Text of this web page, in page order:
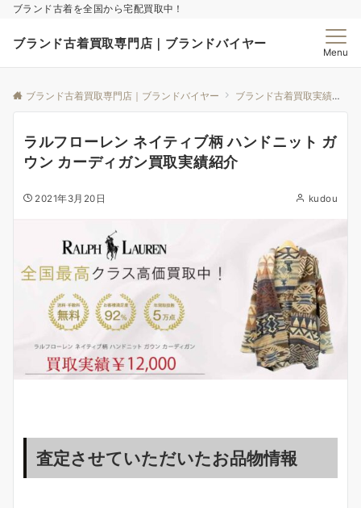
ブランド古着を全国から宅配買取中！
ブランド古着買取専門店｜ブランドバイヤー
Menu
ブランド古着買取専門店｜ブランドバイヤー ブランド古着買取実績｜ブランドバイヤー
ラルフローレン ネイティブ柄 ハンドニット ガ
ウン カーディガン買取実績紹介
2021年3月20日 kudou
査定させていただいたお品物情報